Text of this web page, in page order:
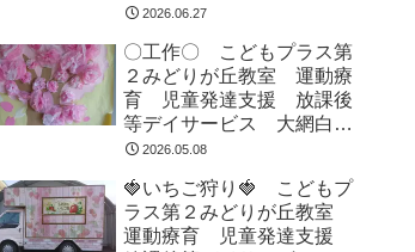
ス 大網白里市 千葉市
2026.06.27
〇工作〇 こどもプラス第
２みどりが丘教室 運動療
育 児童発達支援 放課後
等デイサービス 大網白里
市 千葉市 教室見学・体
2026.05.08
🍓いちご狩り🍓 こどもプ
ラス第２みどりが丘教室
運動療育 児童発達支援